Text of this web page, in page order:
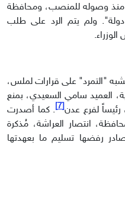
منذ وصوله للمنصب، ومحافظة
ولم يتم الرد على طلب
"التمرد" على قرارات لملس،
العميد سامي السعيدي، بمنع
رئيساً لفرع عدن[7]
. كما أصدرت
انتصار العراشة، مُذكرة
رفضها تسليم ما بعهدتها